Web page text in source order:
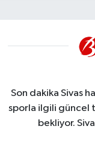
Son dakika Sivas
sporla ilgili güncel
bekliyor.